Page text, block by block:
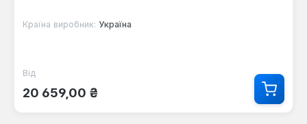
Країна виробник: Україна
Звичайна ціна:
Від
20 659,00 ₴